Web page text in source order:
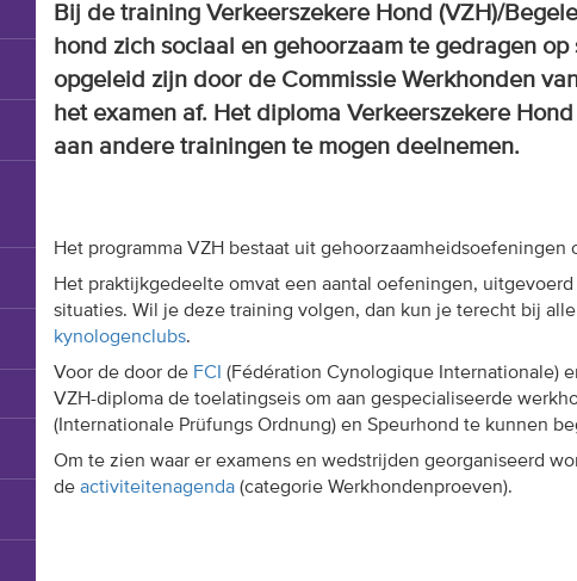
Bij de training Verkeerszekere Hond (VZH)/
hond zich sociaal en gehoorzaam te gedragen
opgeleid zijn door de Commissie Werkhonden
het examen af. Het diploma Verkeerszekere
aan andere trainingen te mogen deelnemen.
Het programma VZH bestaat uit
Het praktijkgedeelte omvat een aantal oefeningen,
situaties. Wil je deze training volgen, dan kun je terecht bij alle
kynologenclubs.
Voor de door de FCI (Fédération Cynologique Internationale)
VZH-diploma de toelatingseis om aan gespecialiseerde
(Internationale Prüfungs Ordnung) en Speurhond te kunnen
Om te zien waar er examens en wedstrijden georganiseerd
de activiteitenagenda (categorie Werkhondenproeven).